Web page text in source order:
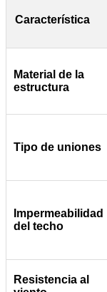
Característica
Material de la
estructura
Tipo de uniones
Impermeabilidad
del techo
Resistencia al